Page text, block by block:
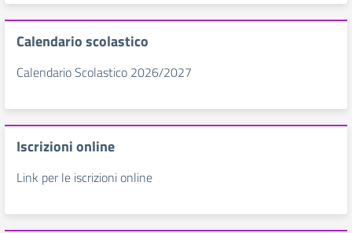
Calendario scolastico
Calendario Scolastico 2026/2027
Iscrizioni online
Link per le iscrizioni online